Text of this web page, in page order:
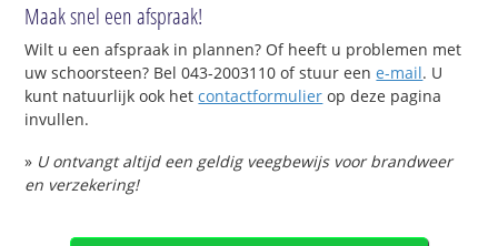
Maak snel een afspraak!
Wilt u een afspraak in plannen? Of heeft u problemen met
uw schoorsteen? Bel 043-2003110 of stuur eene-mail. U
kunt natuurlijk ook hetcontactformulier op deze pagina
invullen.
» U ontvangt altijd een geldig veegbewijs voor brandweer
en verzekering!